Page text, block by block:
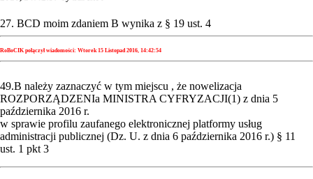
27. BCD moim zdaniem B wynika z § 19 ust. 4
RoBoCIK połączył wiadomości: Wtorek 15 Listopad 2016, 14:42:54
49.B należy zaznaczyć w tym miejscu , że nowelizacja
ROZPORZĄDZENIa MINISTRA CYFRYZACJI(1) z dnia 5
października 2016 r.
w sprawie profilu zaufanego elektronicznej platformy usług
administracji publicznej (Dz. U. z dnia 6 października 2016 r.) § 11
ust. 1 pkt 3